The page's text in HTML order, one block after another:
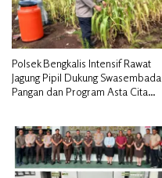
Polsek Bengkalis Intensif Rawat
Jagung Pipil Dukung Swasembada
Pangan dan Program Asta Cita